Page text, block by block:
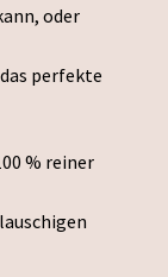
oder
perfekte
% reiner